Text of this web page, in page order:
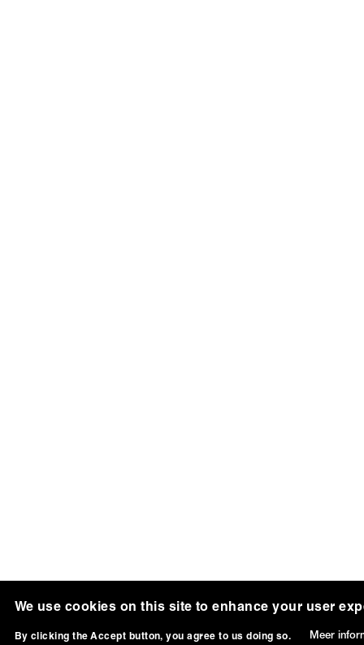
We use cookies on this site to enhance your user
By clicking the Accept button, you agree to us doing so. Meer